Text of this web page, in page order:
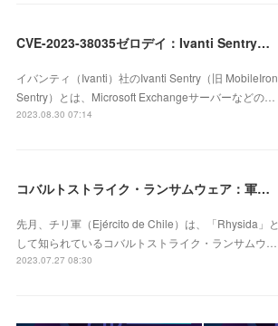
CVE-2023-38035ゼロデイ：Ivanti Sentryの認証バイパスの脆弱性
イバンティ（Ivanti）社のIvanti Sentry（旧 MobileIron
Sentry）とは、Microsoft Exchangeサーバーなどの…
2023.08.30 07:14
コバルトストライク・ランサムウェア：軍ドキュメントのダークウェブ流出の原因
先月、チリ軍（Ejército de Chile）は、「Rhysida」と
して知られているコバルトストライク・ランサムウ…
2023.07.27 08:30